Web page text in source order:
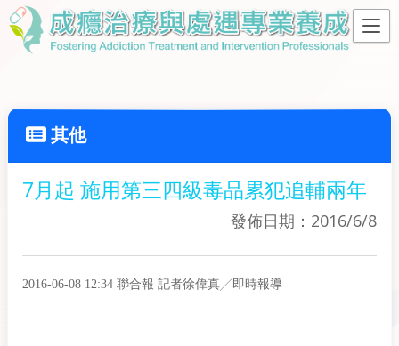
其他
7月起 施用第三四級毒品累犯追輔兩年
發佈日期：2016/6/8
2016-06-08 12:34 聯合報 記者徐偉真╱即時報導